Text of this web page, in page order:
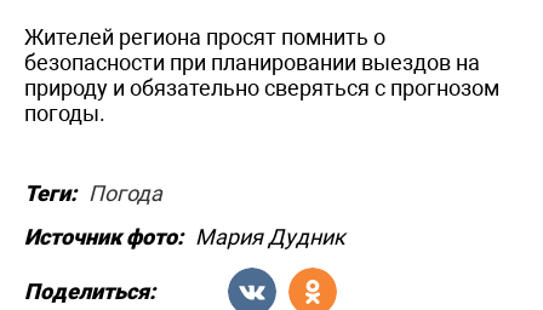
Жителей региона просят помнить о
безопасности при планировании выездов на
природу и обязательно сверяться с прогнозом
погоды.
Теги: Погода
Источник фото: Мария Дудник
Поделиться: